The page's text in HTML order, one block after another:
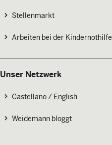
Stellenmarkt
Arbeiten bei der Kindernothilfe
Unser Netzwerk
Castellano / English
Weidemann bloggt